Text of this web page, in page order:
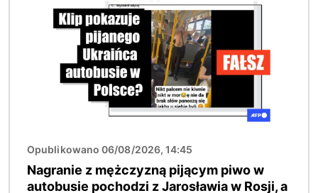
Opublikowano 06/08/2026, 14:45
Nagranie z mężczyzną pijącym piwo w
autobusie pochodzi z Jarosławia w Rosji, a